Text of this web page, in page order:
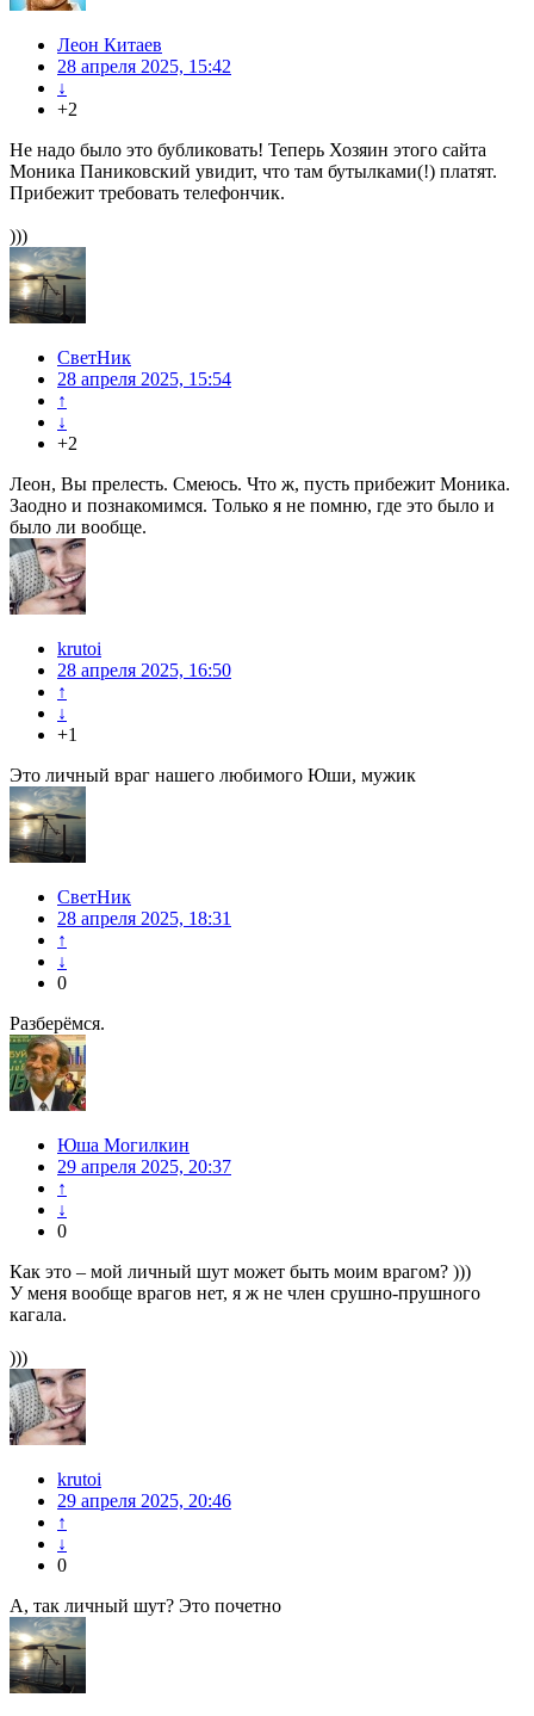
Леон Китаев
28 апреля 2025, 15:42
↓
+2
Не надо было это бубликовать! Теперь Хозяин этого сайта
Моника Паниковский увидит, что там бутылками(!) платят.
Прибежит требовать телефончик.
)))
СветНик
28 апреля 2025, 15:54
↑
↓
+2
Леон, Вы прелесть. Смеюсь. Что ж, пусть прибежит Моника.
Заодно и познакомимся. Только я не помню, где это было и
было ли вообще.
krutoi
28 апреля 2025, 16:50
↑
↓
+1
Это личный враг нашего любимого Юши, мужик
СветНик
28 апреля 2025, 18:31
↑
↓
0
Разберёмся.
Юша Могилкин
29 апреля 2025, 20:37
↑
↓
0
Как это – мой личный шут может быть моим врагом? )))
У меня вообще врагов нет, я ж не член срушно-прушного
кагала.
)))
krutoi
29 апреля 2025, 20:46
↑
↓
0
А, так личный шут? Это почетно